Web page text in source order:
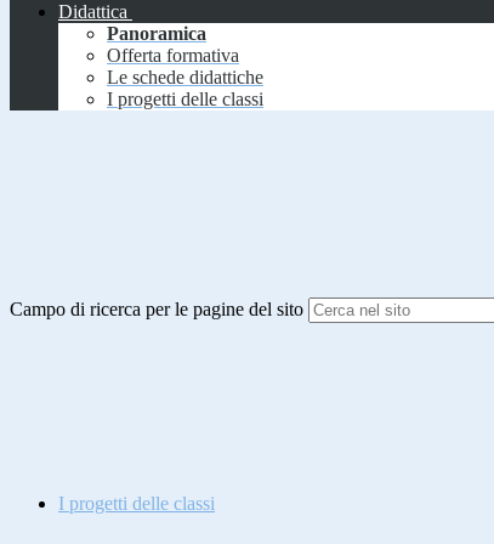
Didattica
Panoramica
Offerta formativa
Le schede didattiche
I progetti delle classi
Campo di ricerca per le pagine del sito
I progetti delle classi